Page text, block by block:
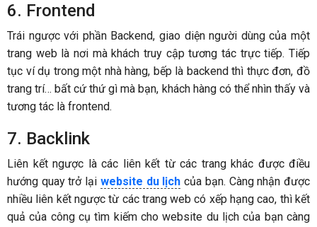
6. Frontend
Trái ngược với phần Backend, giao diện người dùng của một
trang web là nơi mà khách truy cập tương tác trực tiếp. Tiếp
tục ví dụ trong một nhà hàng, bếp là backend thì thực đơn, đồ
trang trí… bất cứ thứ gì mà bạn, khách hàng có thể nhìn thấy và
tương tác là frontend.
7. Backlink
Liên kết ngược là các liên kết từ các trang khác được điều
hướng quay trở lại website du lịch của bạn. Càng nhận được
nhiều liên kết ngược từ các trang web có xếp hạng cao, thì kết
quả của công cụ tìm kiếm cho website du lịch của bạn càng